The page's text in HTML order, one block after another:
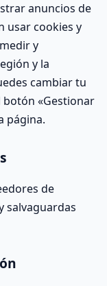
anuncios de
usar cookies y
y
y la
cambiar tu
«Gestionar
página.
de
salvaguardas